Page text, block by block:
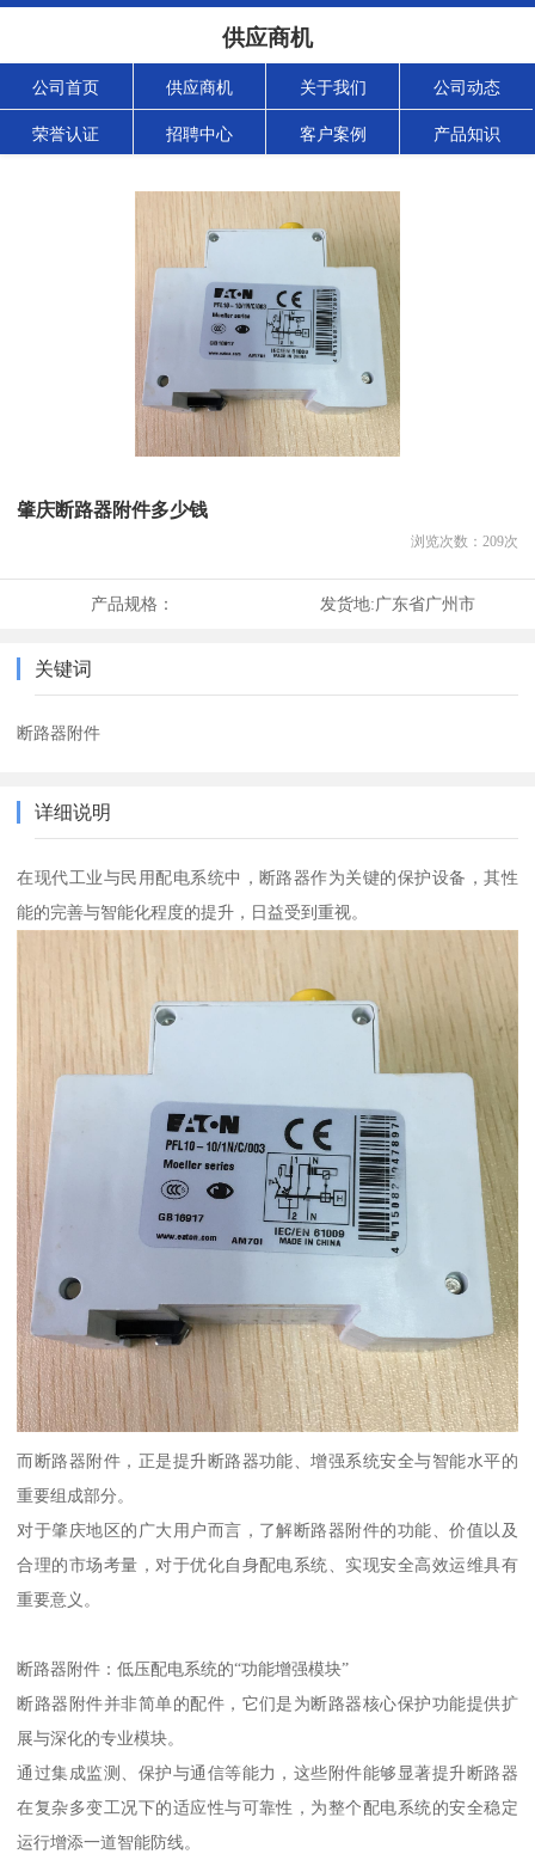
供应商机
公司首页 供应商机 关于我们 公司动态
荣誉认证 招聘中心 客户案例 产品知识
肇庆断路器附件多少钱
浏览次数： 209次
产品规格： 发货地:广东省广州市
关键词
断路器附件
详细说明
在现代工业与民用配电系统中，断路器作为关键的保护设备，其性
能的完善与智能化程度的提升，日益受到重视。
而断路器附件，正是提升断路器功能、增强系统安全与智能水平的
重要组成部分。
对于肇庆地区的广大用户而言，了解断路器附件的功能、价值以及
合理的市场考量，对于优化自身配电系统、实现安全高效运维具有
重要意义。
断路器附件：低压配电系统的“功能增强模块”
断路器附件并非简单的配件，它们是为断路器核心保护功能提供扩
展与深化的专业模块。
通过集成监测、保护与通信等能力，这些附件能够显著提升断路器
在复杂多变工况下的适应性与可靠性，为整个配电系统的安全稳定
运行增添一道智能防线。